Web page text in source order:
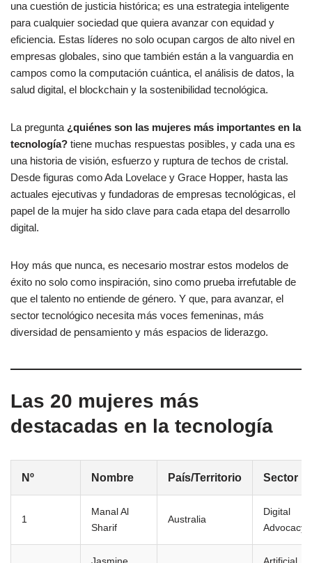
una cuestión de justicia histórica; es una estrategia inteligente
para cualquier sociedad que quiera avanzar con equidad y
eficiencia. Estas líderes no solo ocupan cargos de alto nivel en
empresas globales, sino que también están a la vanguardia en
campos como la computación cuántica, el análisis de datos, la
salud digital, el blockchain y la sostenibilidad tecnológica.
La pregunta ¿quiénes son las mujeres más importantes en la
tecnología? tiene muchas respuestas posibles, y cada una es
una historia de visión, esfuerzo y ruptura de techos de cristal.
Desde figuras como Ada Lovelace y Grace Hopper, hasta las
actuales ejecutivas y fundadoras de empresas tecnológicas, el
papel de la mujer ha sido clave para cada etapa del desarrollo
digital.
Hoy más que nunca, es necesario mostrar estos modelos de
éxito no solo como inspiración, sino como prueba irrefutable de
que el talento no entiende de género. Y que, para avanzar, el
sector tecnológico necesita más voces femeninas, más
diversidad de pensamiento y más espacios de liderazgo.
Las 20 mujeres más
destacadas en la tecnología
Nº Nombre País/Territorio Sector
1
Manal Al
Sharif
Australia
Digital
Advocacy